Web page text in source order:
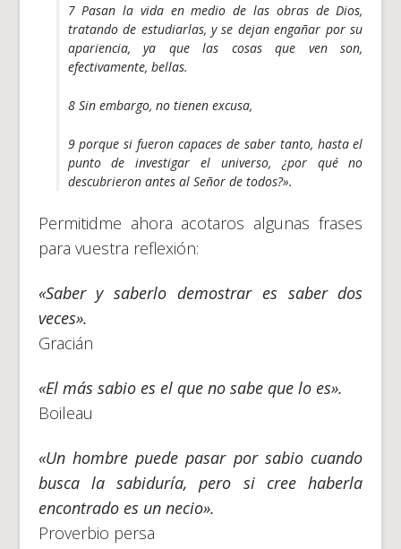
7 Pasan la vida en medio de las obras de Dios,
tratando de estudiarlas, y se dejan engañar por su
apariencia, ya que las cosas que ven son,
efectivamente, bellas.
8 Sin embargo, no tienen excusa,
9 porque si fueron capaces de saber tanto, hasta el
punto de investigar el universo, ¿por qué no
descubrieron antes al Señor de todos?».
Permitidme ahora acotaros algunas frases
para vuestra reflexión:
«Saber y saberlo demostrar es saber dos
veces».
Gracián
«El más sabio es el que no sabe que lo es».
Boileau
«Un hombre puede pasar por sabio cuando
busca la sabiduría, pero si cree haberla
encontrado es un necio».
Proverbio persa